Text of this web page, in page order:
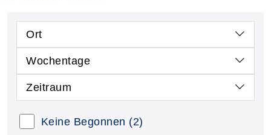
Ort
Wochentage
Zeitraum
Keine Begonnen (2)